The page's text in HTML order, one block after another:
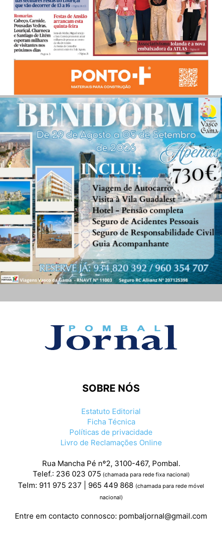
SOBRE NÓS
Estatuto Editorial
Ficha Técnica
Políticas de privacidade
Livro de Reclamações Online
Rua Mancha Pé nº2, 3100-467, Pombal.
Telef.: 236 023 075 (chamada para rede fixa nacional)
Telm: 911 975 237 | 965 449 868 (chamada para rede móvel
nacional)
Entre em contacto connosco: pombaljornal@gmail.com